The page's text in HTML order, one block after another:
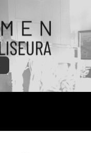
Search